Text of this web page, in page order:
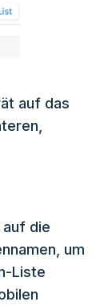
auf das
auf die
um
Liste